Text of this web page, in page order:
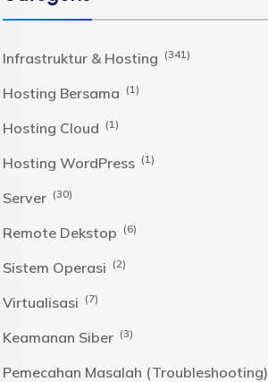
Infrastruktur & Hosting (341)
Hosting Bersama (1)
Hosting Cloud (1)
Hosting WordPress (1)
Server (30)
Remote Dekstop (6)
Sistem Operasi (2)
Virtualisasi (7)
Keamanan Siber (3)
Pemecahan Masalah (Troubleshooting)